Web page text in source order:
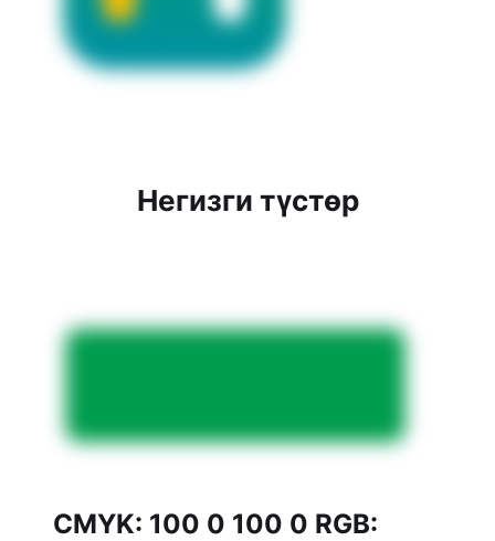
Негизги түстөр
CMYK: 100 0 100 0 RGB: